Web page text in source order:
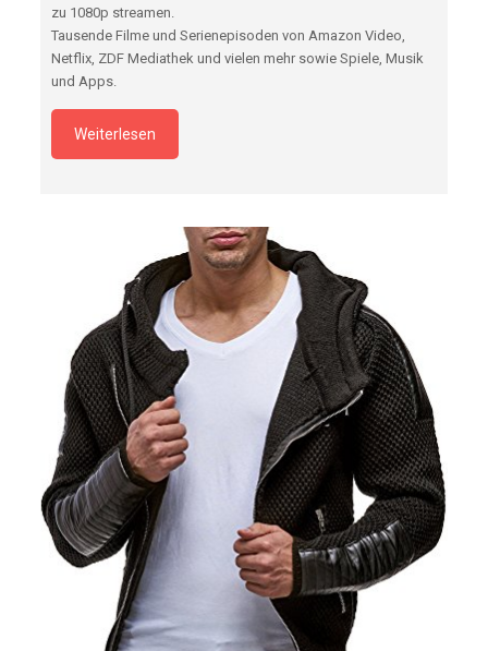
zu 1080p streamen.
Tausende Filme und Serienepisoden von Amazon Video,
Netflix, ZDF Mediathek und vielen mehr sowie Spiele, Musik
und Apps.
Weiterlesen